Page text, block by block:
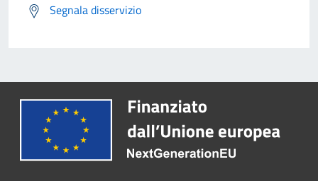
Segnala disservizio